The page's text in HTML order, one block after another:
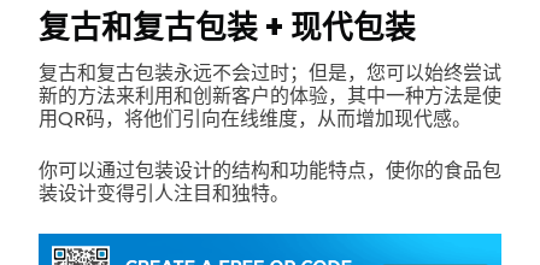
复古和复古包装 + 现代包装
复古和复古包装永远不会过时；但是，您可以始终尝试
新的方法来利用和创新客户的体验，其中一种方法是使
用QR码，将他们引向在线维度，从而增加现代感。
你可以通过包装设计的结构和功能特点，使你的食品包
装设计变得引人注目和独特。